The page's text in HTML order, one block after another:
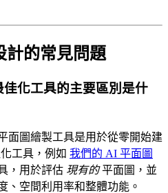
計的常見問題
化工具的主要區別是什
面圖繪製工具是用於從零開始建
工具，例如 我們的 AI 平面圖
，用於評估 現有的平面圖，並
、空間利用率和整體功能。